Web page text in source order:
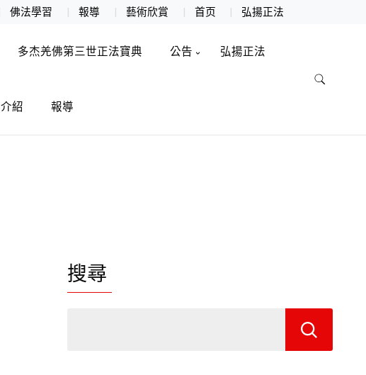
佛法學習 報導 藝術欣賞 首页 弘揚正法
多杰羌佛第三世正法寶典 公告 弘揚正法
介紹 報導
搜尋